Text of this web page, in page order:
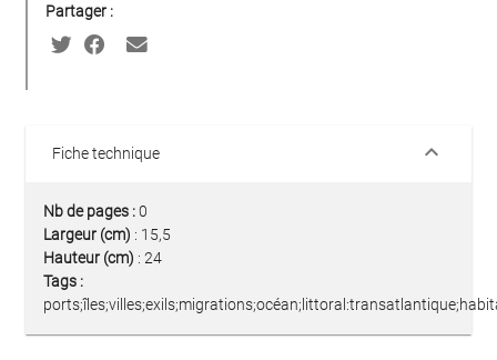
Partager :
Fiche technique keyboard_arrow_down
Nb de pages :0
Largeur (cm) : 15,5
Hauteur (cm) : 24
Tags :